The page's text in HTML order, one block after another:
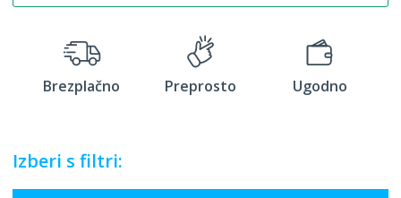
Brezplačno Preprosto Ugodno
Izberi s filtri: